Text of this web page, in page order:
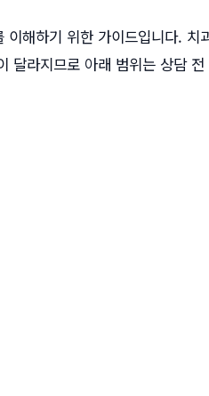
이해하기 위한 가이드입니다. 치
달라지므로 아래 범위는 상담